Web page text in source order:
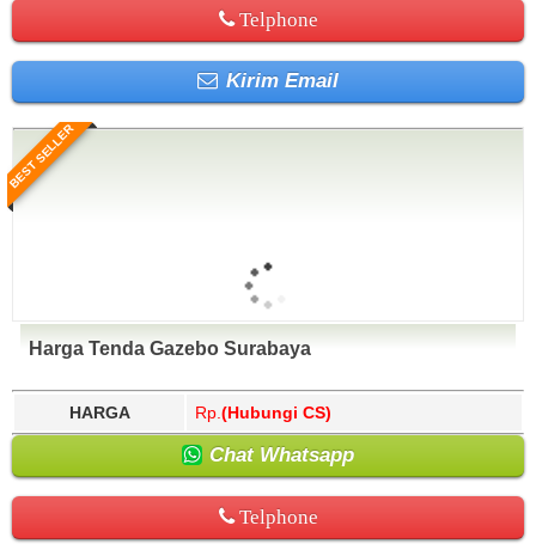
Telphone
Kirim Email
BEST SELLER
Harga Tenda Gazebo Surabaya
HARGA Rp. (Hubungi CS)
Chat Whatsapp
Telphone